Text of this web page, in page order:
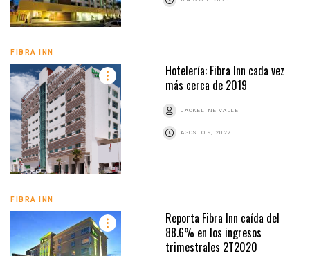
FIBRA INN
Hotelería: Fibra Inn cada vez
más cerca de 2019
JACKELINE VALLE
AGOSTO 9, 2022
FIBRA INN
Reporta Fibra Inn caída del
88.6% en los ingresos
trimestrales 2T2020